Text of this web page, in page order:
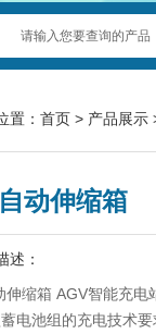
置： 首页 > 产品展示
动伸缩箱
述：
伸缩箱 AGV智能充电
电池组的充电技术